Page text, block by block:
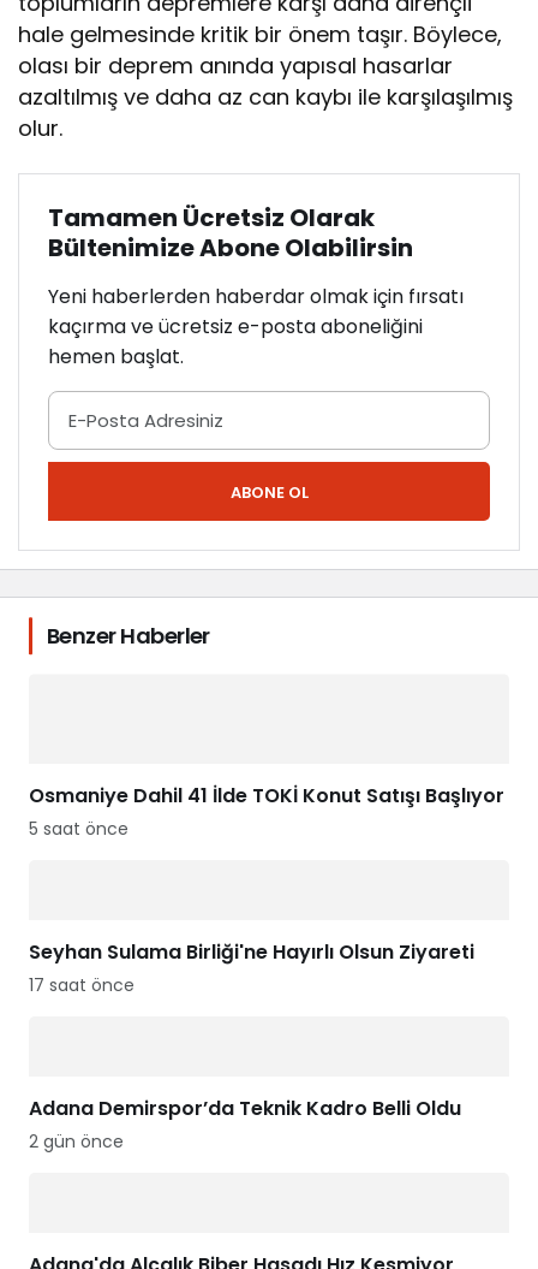
hale gelmesinde kritik bir önem taşır. Böylece,
olası bir deprem anında yapısal hasarlar
azaltılmış ve daha az can kaybı ile karşılaşılmış
olur.
Tamamen Ücretsiz Olarak
Bültenimize Abone Olabilirsin
Yeni haberlerden haberdar olmak için fırsatı
kaçırma ve ücretsiz e-posta aboneliğini
hemen başlat.
ABONE OL
Benzer Haberler
Osmaniye Dahil 41 İlde TOKİ Konut Satışı Başlıyor
5 saat önce
Seyhan Sulama Birliği'ne Hayırlı Olsun Ziyareti
17 saat önce
Adana Demirspor’da Teknik Kadro Belli Oldu
2 gün önce